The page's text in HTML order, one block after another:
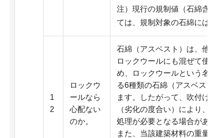
注）現行の規制値（石綿含
ては、規制対象の石綿には
1
2
ロックウ
ールなら
心配ない
のか。
石綿（アスベスト）は、他
ロックウールにも混ぜて使
め、ロックウールという名
る6種類の石綿（アスベス
ます。したがって、吹付け
（劣化の度合い）により、
処理が必要となる場合があ
また、当該建築材料の重量